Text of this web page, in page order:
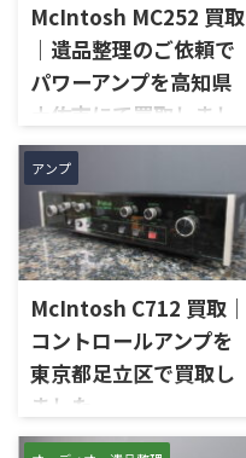
McIntosh MC252 買取
｜遺品整理のご依頼で
パワーアンプを高知県
土佐市にて買取しまし
た
高知県土佐市で、遺品整理に伴
いMcIntoshのステレオパワー
アンプ「MC252」を出張買取さ
せていただきました。今回の
お品物は、ご家族様より「大
切に使われていたオーディオ機
器なので、価値を分かるところ
に見てほしい」とご相談いた
だいたものです。 McIntosh
MC252は、250W×2chの出力
を備えた2チャンネルパワーア
アンプ
McIntosh C712 買取｜
コントロールアンプを
東京都足立区で買取し
ました
東京都足立区で、McIntoshの